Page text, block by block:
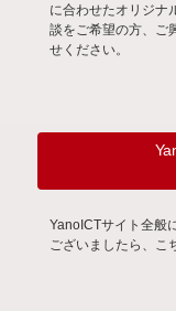
に合わせたオリジナ
談をご希望の方、ご
せください。
YanoICTサイト全般
ございましたら、こ